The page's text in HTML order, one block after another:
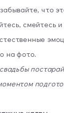
что
смейтесь
на фото.